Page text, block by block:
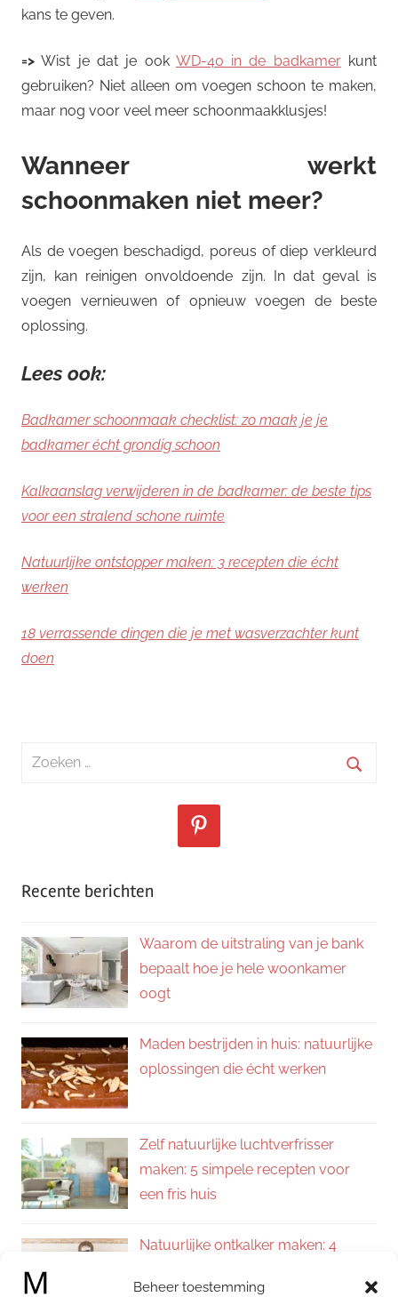
Beheer toestemming
kans te geven.
=> Wist je dat je ook WD-40 in de badkamerkunt
gebruiken? Niet alleen om voegen schoon te maken,
maar nog voor veel meer schoonmaakklusjes!
Wanneer werkt
schoonmaken niet meer?
Als de voegen beschadigd, poreus of diep verkleurd
zijn, kan reinigen onvoldoende zijn. In dat geval is
voegen vernieuwen of opnieuw voegen de beste
oplossing.
Lees ook:
Badkamer schoonmaak checklist: zo maak je je
badkamer écht grondig schoon
Kalkaanslag verwijderen in de badkamer: de beste tips
voor een stralend schone ruimte
Natuurlijke ontstopper maken: 3 recepten die écht
werken
18 verrassende dingen die je met wasverzachter kunt
doen
Zoeken
Recente berichten
Waarom de uitstraling van je bank
bepaalt hoe je hele woonkamer
oogt
Maden bestrijden in huis: natuurlijke
oplossingen die écht werken
Zelf natuurlijke luchtverfrisser
maken: 5 simpele recepten voor
een fris huis
Natuurlijke ontkalker maken: 4